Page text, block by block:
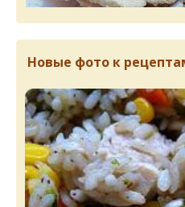
Новые фото к